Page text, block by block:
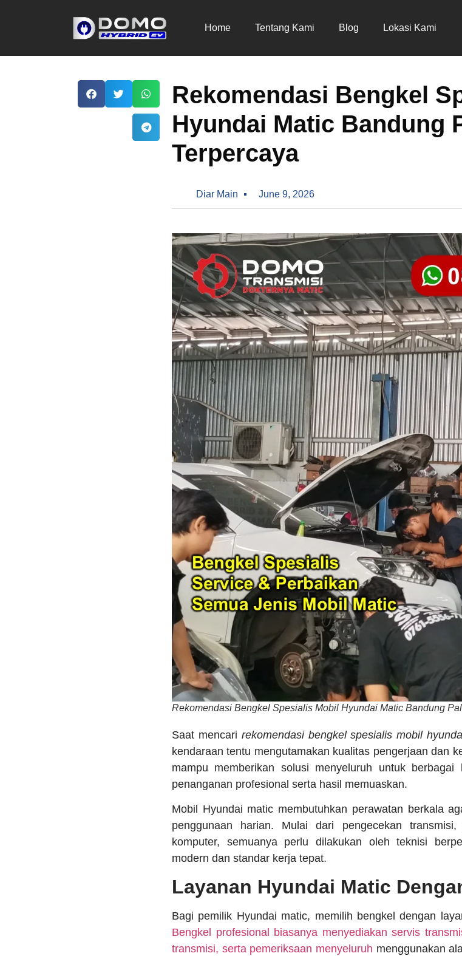
Home Tentang Kami Blog Lokasi Kami
Rekomendasi Bengkel
Hyundai Matic Bandung
Terpercaya
Diar Main June 9, 2026
Rekomendasi Bengkel Spesialis Mobil Hyundai Matic Bandung
Saat mencari rekomendasi bengkel spesialis mobil
kendaraan tentu mengutamakan kualitas pengerjaan dan
mampu memberikan solusi menyeluruh untuk
penanganan profesional serta hasil memuaskan.
Mobil Hyundai matic membutuhkan perawatan berkala
penggunaan harian. Mulai dari pengecekan
komputer, semuanya perlu dilakukan oleh teknisi
modern dan standar kerja tepat.
Layanan Hyundai Matic
Bagi pemilik Hyundai matic, memilih bengkel dengan
Bengkel profesional biasanya menyediakan servis
transmisi, serta pemeriksaan menyeluruh menggunakan